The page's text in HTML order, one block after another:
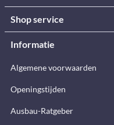
Shop service
Informatie
Algemene voorwaarden
Openingstijden
Ausbau-Ratgeber